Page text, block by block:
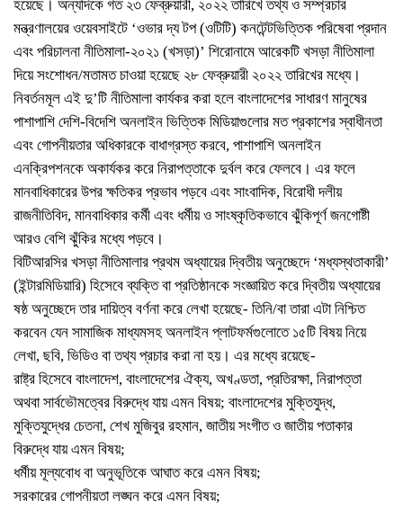
হয়েছে। অন্যদিকে গত ২৩ ফেব্রুয়ারী, ২০২২ তারিখে তথ্য ও সম্প্রচার
মন্ত্রণালয়ের ওয়েবসাইটে ‘ওভার দ্য টপ (ওটিটি) কনটেন্টভিত্তিক পরিষেবা প্রদান
এবং পরিচালনা নীতিমালা-২০২১ (খসড়া)’ শিরোনামে আরেকটি খসড়া নীতিমালা
দিয়ে সংশোধন/মতামত চাওয়া হয়েছে ২৮ ফেব্রুয়ারী ২০২২ তারিখের মধ্যে।
নিবর্তনমূল এই দু’টি নীতিমালা কার্যকর করা হলে বাংলাদেশের সাধারণ মানুষের
পাশাপাশি দেশি-বিদেশি অনলাইন ভিত্তিক মিডিয়াগুলোর মত প্রকাশের স্বাধীনতা
এবং গোপনীয়তার অধিকারকে বাধাগ্রস্ত করবে, পাশাপাশি অনলাইন
এনক্রিপশনকে অকার্যকর করে নিরাপত্তাকে দুর্বল করে ফেলবে। এর ফলে
মানবাধিকারের উপর ক্ষতিকর প্রভাব পড়বে এবং সাংবাদিক, বিরোধী দলীয়
রাজনীতিবিদ, মানবাধিকার কর্মী এবং ধর্মীয় ও সাংষ্কৃতিকভাবে ঝুঁকিপূর্ণ জনগোষ্টী
আরও বেশি ঝুঁকির মধ্যে পড়বে।
বিটিআরসির খসড়া নীতিমালার প্রথম অধ্যায়ের দ্বিতীয় অনুচ্ছেদে ‘মধ্যস্থতাকারী’
(ইন্টারমিডিয়ারি) হিসেবে ব্যক্তি বা প্রতিষ্ঠানকে সংজ্ঞায়িত করে দ্বিতীয় অধ্যায়ের
ষষ্ঠ অনুচ্ছেদে তার দায়িত্ব বর্ণনা করে লেখা হয়েছে- তিনি/বা তারা এটা নিশ্চিত
করবেন যেন সামাজিক মাধ্যমসহ অনলাইন প্লাটফর্মগুলোতে ১৫টি বিষয় নিয়ে
লেখা, ছবি, ভিডিও বা তথ্য প্রচার করা না হয়। এর মধ্যে রয়েছে-
রাষ্ট্র হিসেবে বাংলাদেশ, বাংলাদেশের ঐক্য, অখণ্ডতা, প্রতিরক্ষা, নিরাপত্তা
অথবা সার্বভৌমত্বের বিরুদ্ধে যায় এমন বিষয়; বাংলাদেশের মুক্তিযুদ্ধ,
মুক্তিযুদ্ধের চেতনা, শেখ মুজিবুর রহমান, জাতীয় সংগীত ও জাতীয় পতাকার
বিরুদ্ধে যায় এমন বিষয়;
ধর্মীয় মূল্যবোধ বা অনুভূতিকে আঘাত করে এমন বিষয়;
সরকারের গোপনীয়তা লঙ্ঘন করে এমন বিষয়;